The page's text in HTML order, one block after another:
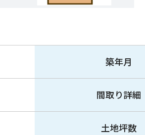
築年月
間取り詳細
土地坪数